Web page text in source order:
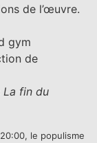
de l’œuvre.
gym
de
La fin du
20:00, le populisme